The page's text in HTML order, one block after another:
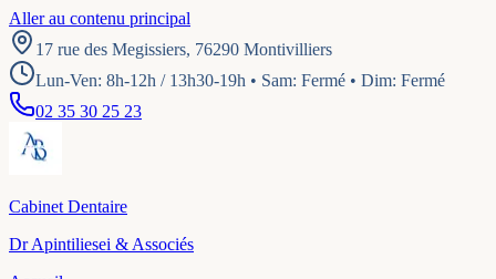
Aller au contenu principal
17 rue des Megissiers, 76290 Montivilliers
Lun-Ven: 8h-12h / 13h30-19h • Sam: Fermé • Dim: Fermé
02 35 30 25 23
Cabinet Dentaire
Dr Apintiliesei & Associés